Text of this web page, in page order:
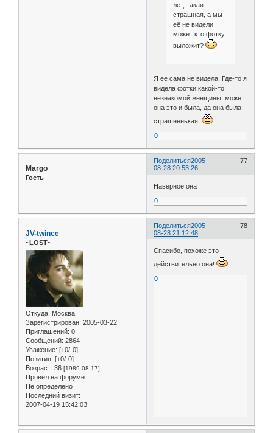
лет, такая
страшная, а мы
её не видели,
может кто фотку
выложит?
Я ее сама не видела. Где-то я
видела фотки какой-то
незнакомой женщины, может
она это и была, да она была
страшненькая.
0
Поделиться 77
2005-
08-28 20:53:26
Margo
Гость
Наверное она
0
Поделиться 78
2005-
08-28 21:12:48
JV-twince
~LOST~
Откуда: Москва
Зарегистрирован: 2005-03-22
Приглашений: 0
Сообщений: 2864
Уважение: [+0/-0]
Позитив: [+0/-0]
Возраст: 36 [1989-08-17]
Провел на форуме:
Не определено
Последний визит:
2007-04-19 15:42:03
Спасибо, похоже это
действительно она!
0